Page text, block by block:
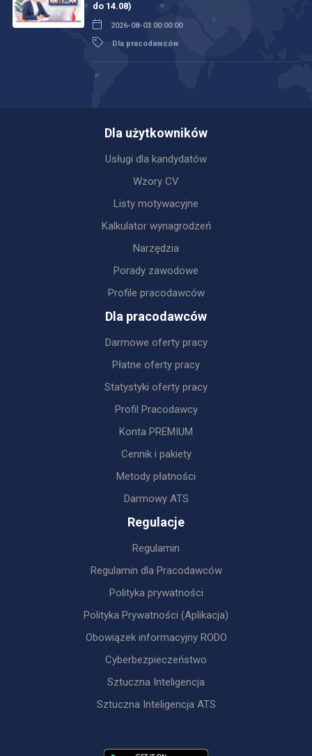
do 14.08)
2026-08-03 00:00:00
Dla pracodawców
Dla użytkowników
Usługi dla kandydatów
Wzory CV
Listy motywacyjne
Kalkulator wynagrodzeń
Narzędzia
Porady zawodowe
Profile pracodawców
Dla pracodawców
Darmowe oferty pracy
Płatne oferty pracy
Statystyki oferty pracy
Profil Pracodawcy
Konta PREMIUM
Cennik i pakiety
Metody płatności
Darmowy ATS
Regulacje
Regulamin
Regulamin dla Pracodawców
Polityka prywatności
Polityka Prywatności (Aplikacja)
Obowiązek informacyjny RODO
Cyberbezpieczeństwo
Sztuczna Inteligencja
Sztuczna Inteligencja ATS